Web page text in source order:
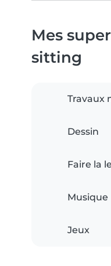
Mes
sitting
Travaux
Dessin
Faire la
Musique
Jeux